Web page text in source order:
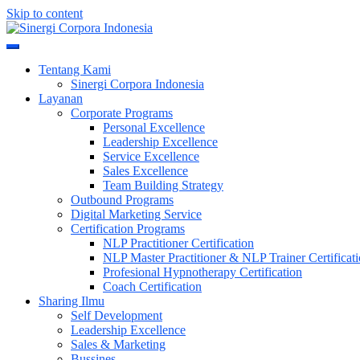
Skip to content
Sinergi Corpora Indonesia
Tentang Kami
Sinergi Corpora Indonesia
Layanan
Corporate Programs
Personal Excellence
Leadership Excellence
Service Excellence
Sales Excellence
Team Building Strategy
Outbound Programs
Digital Marketing Service
Certification Programs
NLP Practitioner Certification
NLP Master Practitioner & NLP Trainer
Profesional Hypnotherapy Certification
Coach Certification
Sharing Ilmu
Self Development
Leadership Excellence
Sales & Marketing